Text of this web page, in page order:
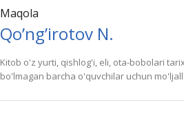
Maqola
Qo’ng’irotov N.
Kitob o'z yurti, qishlog'i, eli, ota-bobolari
bo'lmagan barcha o'quvchilar uchun